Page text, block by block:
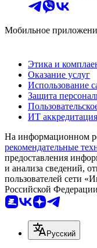
Мобильное
Этика и
Оказание услуг
Использование
Защита
ИТ аккредитация
На информационном
рекомендательные
предоставления
и анализа сведений,
пользователей сети
Российской
Русский